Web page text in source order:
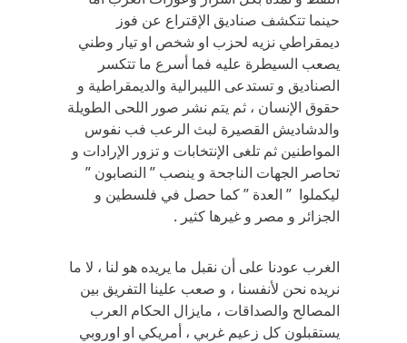
حينما تتكشف صناديق الإقتراع عن فوز
ديمقراطي نزيه لحزب او شخص او تيار وطني
يصعب السيطرة عليه فما أسرع ما تتكسر
الصناديق و تستدعى الليبرالية والديمقراطية و
حقوق الإنسان ، ثم يتم نشر صور اللحى الطويلة
والدشاديش القصيرة لبث الرعب فب نفوس
المواطنين ثم تلغى الإنتخابات و تزور الإرادات و
تحاصر الجهات الناجحة و ينصب ” النصابون ”
ليكملوا ” العدة ” كما حصل في فلسطين و
الجزائر و مصر و غيرها كثير .
الغرب عودنا على أن نقبل ما يريده هو لنا ، لا ما
نريده نحن لأنفسنا ، و صعب علينا التفريق بين
المصالح والصداقات ، مايزال الحكام العرب
يستقبلون كل زعيم غربي ، أمريكي او اوروبي